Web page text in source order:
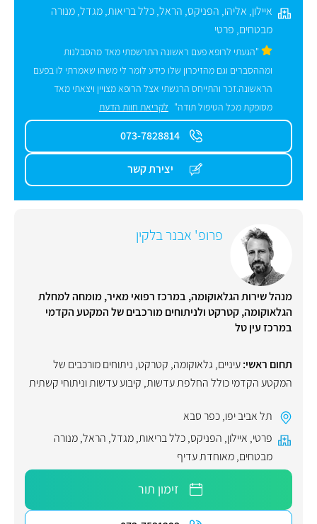
איילון, אליהו, הפניקס, הראל,כלל בריאות,מגדל,מנורה
מבטחים, פרטי
"הגעתי לרופא פעם ראשונה התרשמתי מאד מהסבלנות
ומההסברים וגם מהזיכרון שלו כידע לומר לי משהו שאמרתי לו בפעם
הראשונה.זכר והתייחס הרגשתי אצל הרופא מצויין ויצאתי מאד
מסופקת מכל הטיפול תודה" לקריאת חוות הדעת
073-7828814
יצירת קשר
פרופ' אבנר בלקין
מנהל שירות הגלאוקומה, במרכז רפואי מאיר, מומחה למחלת
הגלאוקומה, קטרקט ולניתוחים מורכבים של המקטע הקדמי
במרכז עין טל
תחום ראשי:עיניים, גלאוקומה, קטרקט, ניתוחים מורכבים של
המקטע הקדמי כולל החלפת עדשות, קיבוע עדשות וניתוחי קשתית
תל אביב יפו,כפר סבא
פרטי, איילון, הפניקס,כלל בריאות,מגדל, הראל,מנורה
מבטחים,מאוחדת עדיף
זימון תור